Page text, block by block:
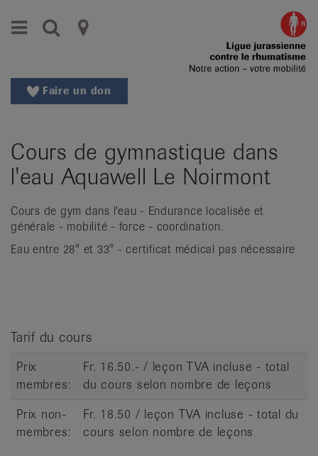
vers
au
Aller
Changer
de
région
Changer
de
langue:
de
Faire un don
Cours de gymnastique dans
l'eau Aquawell Le Noirmont
Cours de gym dans l'eau - Endurance localisée et
générale - mobilité - force - coordination.
Eau entre 28° et 33° - certificat médical pas nécessaire
Tarif du cours
Prix
membres:
Fr. 16.50.- / leçon TVA incluse - total
du cours selon nombre de leçons
Prix non-
membres:
Fr. 18.50 / leçon TVA incluse - total du
cours selon nombre de leçons
Menu Recherche
Ligues
contre
le
|
Organisations
nationales
de